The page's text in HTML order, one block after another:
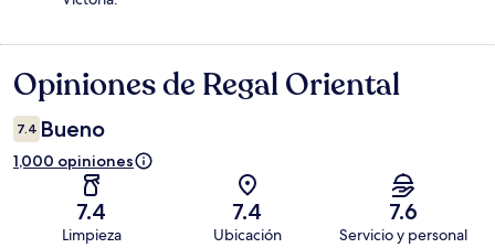
Opiniones
Opiniones de Regal Oriental
7.4 Bueno
1,000 opiniones
7.4
Limpieza
7.4
Ubicación
7.6
Servicio y personal